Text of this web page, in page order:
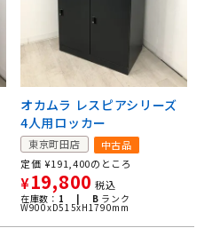
オカムラ レスピアシリーズ
4人用ロッカー
東京町田店
中古品
定価 ¥191,400のところ
¥19,800 税込
在庫数： 1 | B ランク
W900xD515xH1790mm